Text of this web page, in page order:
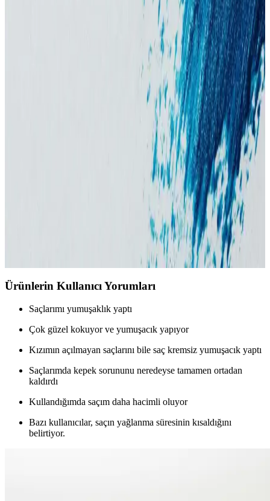
Clear Men Cool Sport Menthol Erkek Şampuanı:
Kepeğe Karşı Uzun Süreli Koruma ve Ferahlatıcı
Clear Men Cool Sport Menthol erkek şampuanı, 600 ml büyük
boyutu ve etkili formülüyle saç derisini temizler, kepeğe karşı korur
Tntnmom'un Biotin Şampuanı: Hamilelikte
Güvenle Kullanılabilen Saç Bakım Ürünü
Hamilelikte güvenle kullanabileceğiniz Tntnmom'un biotin
şampuanı, saç sağlığını destekler ve güçlendirir, saç dökülmesini
önler, doğal içeriklerle saç bakımını kolaylaştırır.
Erkekler İçin Güvenilir ve Etkili Şampuan
Seçenekleri ve Kullanım İpuçları
Saç dökülmesini önleyen, güçlendiren ve sağlıklı saçlar için uygun
erkek şampuanları hakkında detaylı bilgiler ve kullanım önerileri.
Ürünlerin Kullanıcı Yorumları
Saçlarımı yumuşaklık yaptı
Çok güzel kokuyor ve yumuşacık yapıyor
Kızımın açılmayan saçlarını bile saç kremsiz yumuşacık yaptı
Saçlarımda kepek sorununu neredeyse tamamen ortadan
kaldırdı
Kullandığımda saçım daha hacimli oluyor
Bazı kullanıcılar, saçın yağlanma süresinin kısaldığını
belirtiyor.